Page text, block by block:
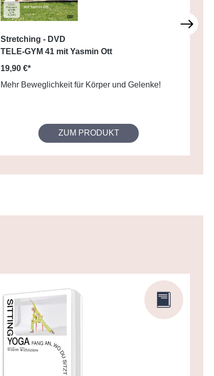
Stretching - DVD
TELE-GYM 41 mit Yasmin Ott
19,90 €*
Mehr Beweglichkeit für Körper und Gelenke!
ZUM PRODUKT